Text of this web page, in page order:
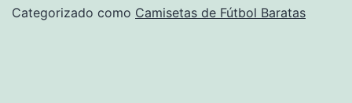
Categorizado como Camisetas de Fútbol Baratas